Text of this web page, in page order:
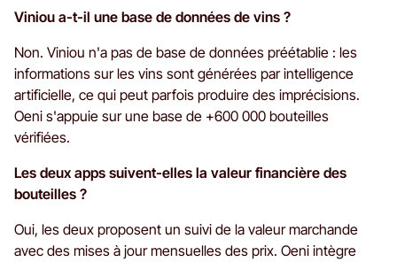
Viniou a-t-il une base de données de vins ?
Non. Viniou n'a pas de base de données préétablie : les
informations sur les vins sont générées par intelligence
artificielle, ce qui peut parfois produire des imprécisions.
Oeni s'appuie sur une base de +600 000 bouteilles
vérifiées.
Les deux apps suivent-elles la valeur financière des
bouteilles ?
Oui, les deux proposent un suivi de la valeur marchande
avec des mises à jour mensuelles des prix. Oeni intègre